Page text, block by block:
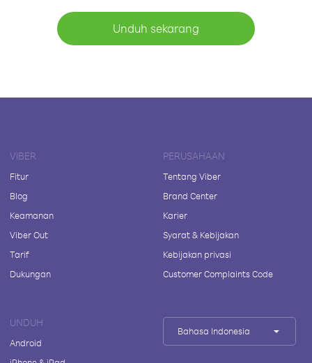
Unduh sekarang
VIBER
Fitur
Blog
Keamanan
Viber Out
Tarif
Dukungan
PERUSAHAAN
Tentang Viber
Brand Center
Karier
Syarat & Kebijakan
Kebijakan privasi
Customer Complaints Code
UNDUH
Android
Bahasa Indonesia